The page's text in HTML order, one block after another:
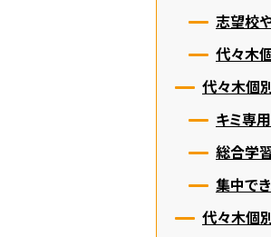
志望校
代々木
代々木個
キミ専
総合学
集中で
代々木個